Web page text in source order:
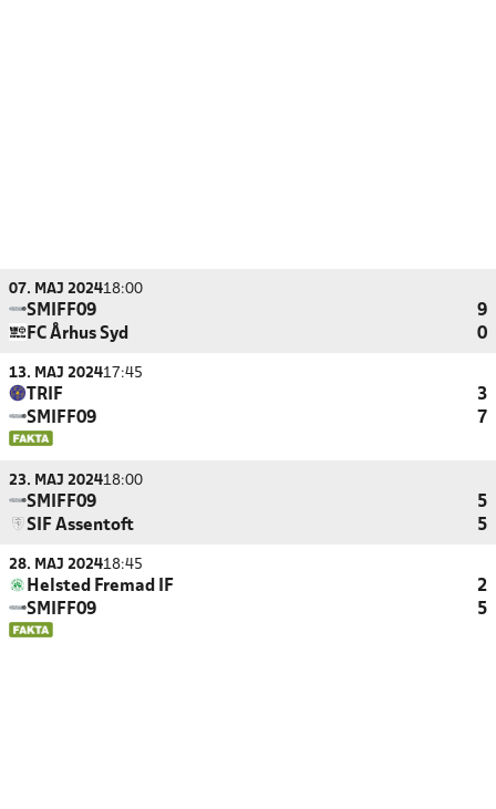
07. MAJ 202418:00
SMIFF09
9
FC Århus Syd
0
13. MAJ 202417:45
TRIF
3
SMIFF09
7
23. MAJ 202418:00
SMIFF09
5
SIF Assentoft
5
28. MAJ 202418:45
Helsted Fremad IF
2
SMIFF09
5